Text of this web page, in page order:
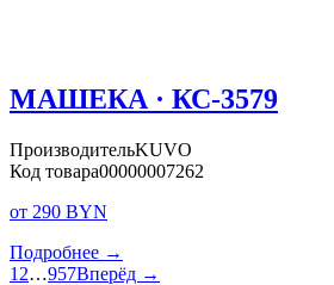
МАШЕКА · КС-3579
ПроизводительKUVO
Код товара00000007262
от 290 BYN
Подробнее →
1 2…957Вперёд →